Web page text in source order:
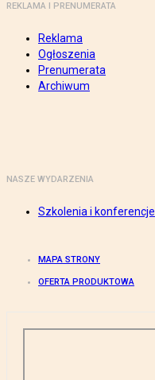
REKLAMA I PRENUMERATA
Reklama
Ogłoszenia
Prenumerata
Archiwum
NASZE WYDARZENIA
Szkolenia i konferencje
MAPA STRONY
OFERTA PRODUKTOWA